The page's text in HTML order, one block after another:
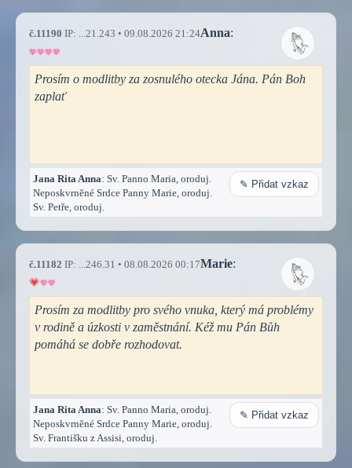
č.11190 IP: ...21.243 • 09.08.2026 21:24Anna:
Prosím o modlitby za zosnulého otecka Jána. Pán Boh
zaplať
Jana Rita Anna: Sv. Panno Maria, oroduj.
Neposkvrněné Srdce Panny Marie, oroduj.
Sv. Petře, oroduj.
✎ Přidat vzkaz
č.11182 IP: ...246.31 • 08.08.2026 00:17Marie:
Prosím za modlitby pro svého vnuka, který má problémy
v rodině a úzkosti v zaměstnání. Kéž mu Pán Bůh
pomáhá se dobře rozhodovat.
Jana Rita Anna: Sv. Panno Maria, oroduj.
Neposkvrněné Srdce Panny Marie, oroduj.
Sv. Františku z Assisi, oroduj.
✎ Přidat vzkaz